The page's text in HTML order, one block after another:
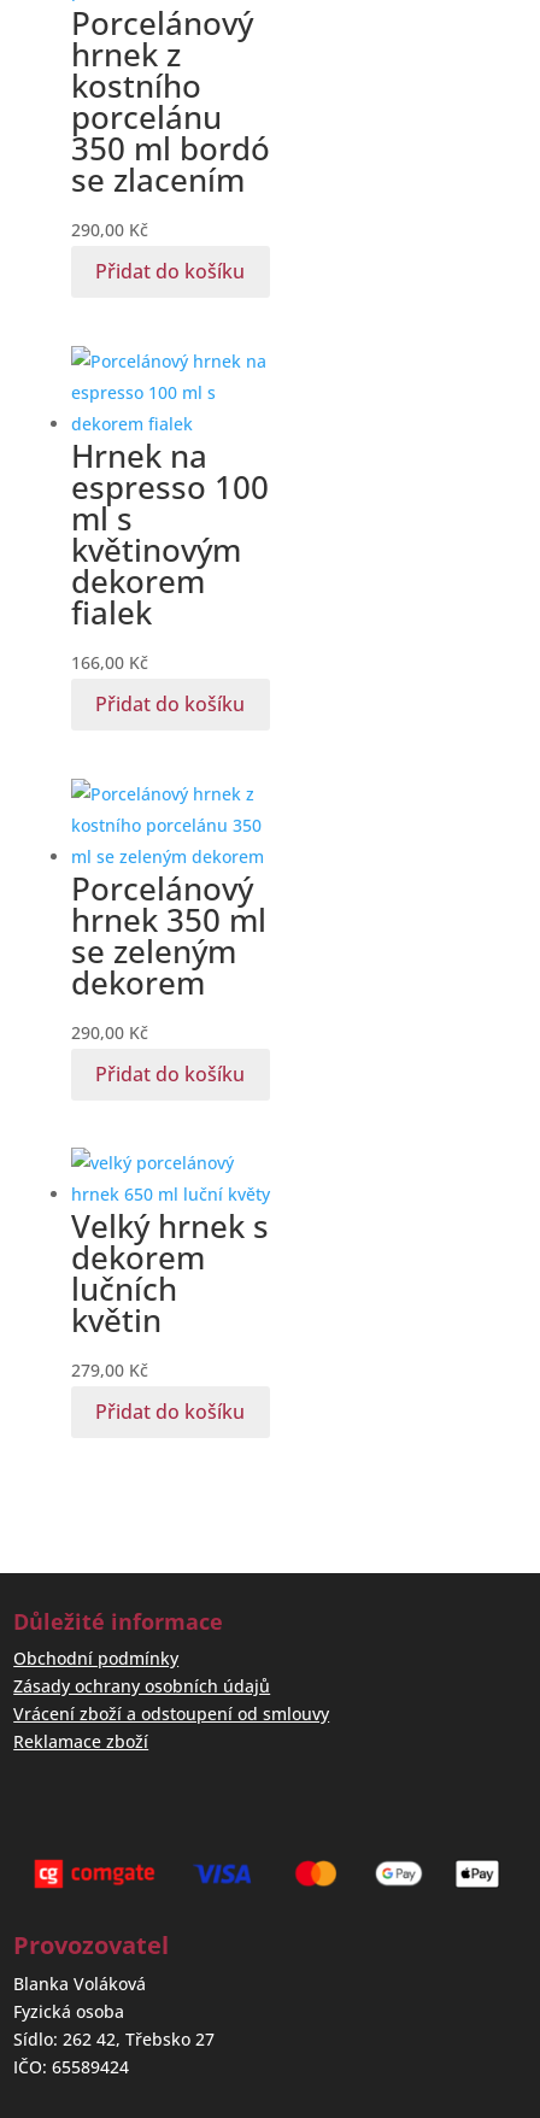
Porcelánový
hrnek z
kostního
porcelánu
350 ml bordó
se zlacením
290,00 Kč
Přidat do košíku
Hrnek na
espresso 100
ml s
květinovým
dekorem
fialek
166,00 Kč
Přidat do košíku
Porcelánový
hrnek 350 ml
se zeleným
dekorem
290,00 Kč
Přidat do košíku
Velký hrnek s
dekorem
lučních
květin
279,00 Kč
Přidat do košíku
Důležité informace
Obchodní podmínky
Zásady ochrany osobních údajů
Vrácení zboží a odstoupení od smlouvy
Reklamace zboží
Provozovatel
Blanka Voláková
Fyzická osoba
Sídlo: 262 42, Třebsko 27
IČO: 65589424